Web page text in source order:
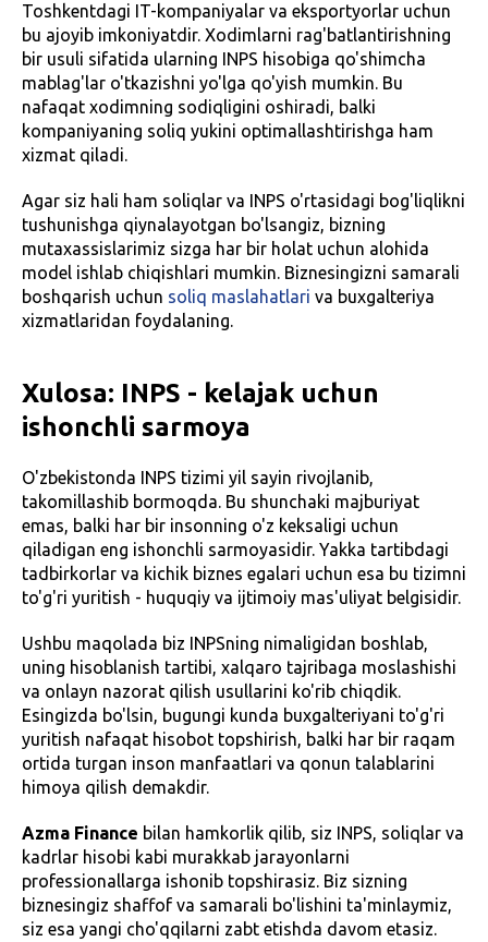
Toshkentdagi IT-kompaniyalar va eksportyorlar uchun
bu ajoyib imkoniyatdir. Xodimlarni rag'batlantirishning
bir usuli sifatida ularning INPS hisobiga qo'shimcha
mablag'lar o'tkazishni yo'lga qo'yish mumkin. Bu
nafaqat xodimning sodiqligini oshiradi, balki
kompaniyaning soliq yukini optimallashtirishga ham
xizmat qiladi.
Agar siz hali ham soliqlar va INPS o'rtasidagi bog'liqlikni
tushunishga qiynalayotgan bo'lsangiz, bizning
mutaxassislarimiz sizga har bir holat uchun alohida
model ishlab chiqishlari mumkin. Biznesingizni samarali
boshqarish uchun soliq maslahatlari va buxgalteriya
xizmatlaridan foydalaning.
Xulosa: INPS - kelajak uchun
ishonchli sarmoya
O'zbekistonda INPS tizimi yil sayin rivojlanib,
takomillashib bormoqda. Bu shunchaki majburiyat
emas, balki har bir insonning o'z keksaligi uchun
qiladigan eng ishonchli sarmoyasidir. Yakka tartibdagi
tadbirkorlar va kichik biznes egalari uchun esa bu tizimni
to'g'ri yuritish - huquqiy va ijtimoiy mas'uliyat belgisidir.
Ushbu maqolada biz INPSning nimaligidan boshlab,
uning hisoblanish tartibi, xalqaro tajribaga moslashishi
va onlayn nazorat qilish usullarini ko'rib chiqdik.
Esingizda bo'lsin, bugungi kunda buxgalteriyani to'g'ri
yuritish nafaqat hisobot topshirish, balki har bir raqam
ortida turgan inson manfaatlari va qonun talablarini
himoya qilish demakdir.
Azma Finance bilan hamkorlik qilib, siz INPS, soliqlar va
kadrlar hisobi kabi murakkab jarayonlarni
professionallarga ishonib topshirasiz. Biz sizning
biznesingiz shaffof va samarali bo'lishini ta'minlaymiz,
siz esa yangi cho'qqilarni zabt etishda davom etasiz.